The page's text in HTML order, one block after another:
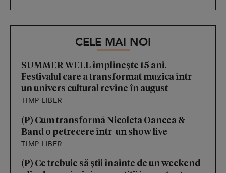
CELE MAI NOI
SUMMER WELL împlinește 15 ani.
Festivalul care a transformat muzica într-
un univers cultural revine în august
TIMP LIBER
(P) Cum transformă Nicoleta Oancea &
Band o petrecere într-un show live
TIMP LIBER
(P) Ce trebuie să știi înainte de un weekend